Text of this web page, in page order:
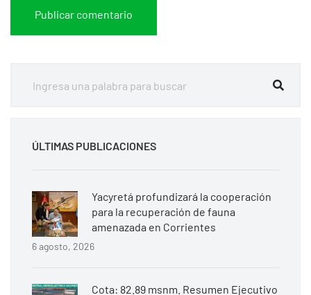
ÚLTIMAS PUBLICACIONES
Yacyretá profundizará la cooperación
para la recuperación de fauna
amenazada en Corrientes
6 agosto, 2026
Cota: 82.89 msnm. Resumen Ejecutivo